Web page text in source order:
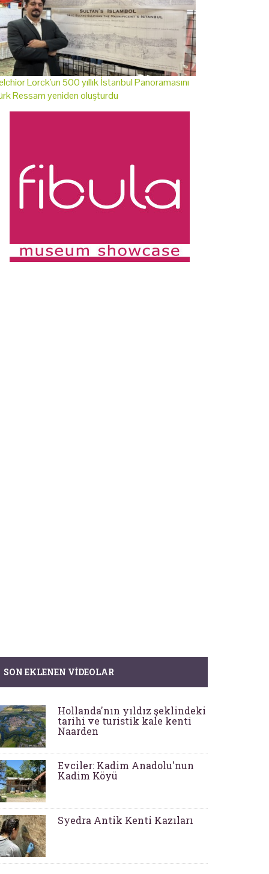
Lorck'un 500 yıllık İstanbul Panoramasını
Ressam yeniden oluşturdu
SON EKLENEN VIDEOLAR
Hollanda'nın yıldız şeklindeki
tarihi ve turistik kale kenti
Naarden
Evciler: Kadim Anadolu'nun
Kadim Köyü
Syedra Antik Kenti Kazıları